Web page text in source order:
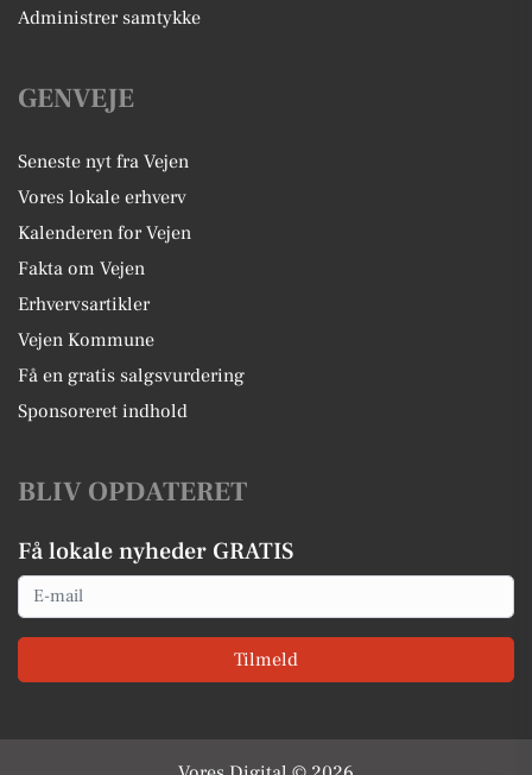
Administrer samtykke
GENVEJE
Seneste nyt fra Vejen
Vores lokale erhverv
Kalenderen for Vejen
Fakta om Vejen
Erhvervsartikler
Vejen Kommune
Få en gratis salgsvurdering
Sponsoreret indhold
BLIV OPDATERET
Få lokale nyheder GRATIS
Email
Tilmeld